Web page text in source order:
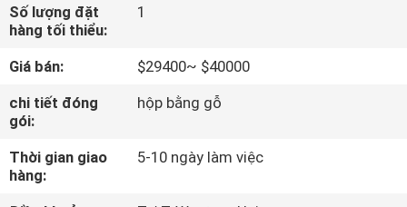
VỀ
CHÚNG
TÔI
CHUYẾN
THAM
QUAN
Số lượng đặt
hàng tối thiểu:
1
Giá bán:
$29400~ $40000
chi tiết đóng
gói:
hộp bằng gỗ
Thời gian giao
hàng:
5-10 ngày làm việc